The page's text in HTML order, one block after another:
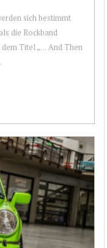
sich bestimmt
die Rockband
dem Titel „… And Then